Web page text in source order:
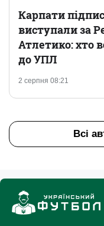
2 серпня 08:21
Карпати
виступали за
Атлетико: хто
до УПЛ
Всі